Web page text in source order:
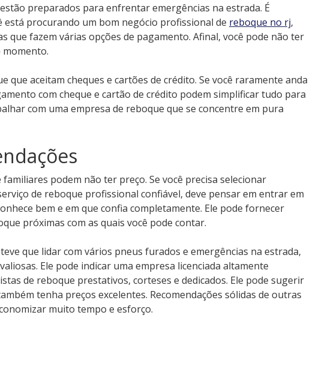
preparados para enfrentar emergências na estrada. É
está procurando um bom negócio profissional de reboque no rj,
que fazem várias opções de pagamento. Afinal, você pode não ter
que aceitam cheques e cartões de crédito. Se você raramente anda
com cheque e cartão de crédito podem simplificar tudo para
com uma empresa de reboque que se concentre em pura
podem não ter preço. Se você precisa selecionar
de reboque profissional confiável, deve pensar em entrar em
bem e em que confia completamente. Ele pode fornecer
próximas com as quais você pode contar.
que lidar com vários pneus furados e emergências na estrada,
Ele pode indicar uma empresa licenciada altamente
de reboque prestativos, corteses e dedicados. Ele pode sugerir
tenha preços excelentes. Recomendações sólidas de outras
muito tempo e esforço.